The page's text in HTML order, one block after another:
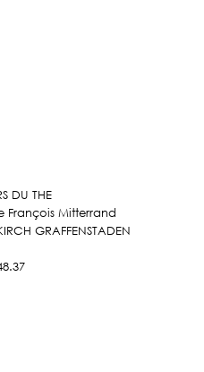
DU THE
François Mitterrand
GRAFFENSTADEN